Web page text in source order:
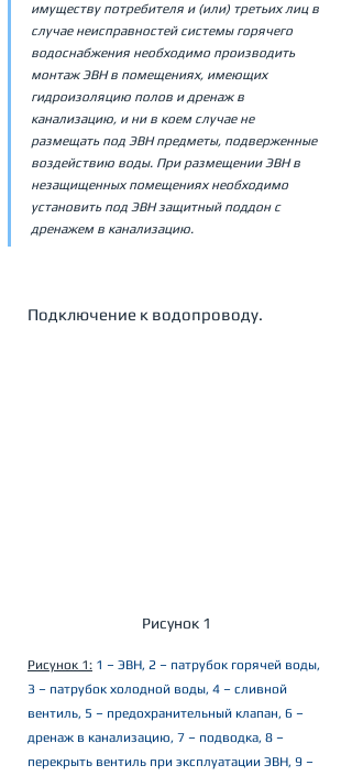
имуществу потребителя и (или) третьих лиц в
случае неисправностей системы горячего
водоснабжения необходимо производить
монтаж ЭВН в помещениях, имеющих
гидроизоляцию полов и дренаж в
канализацию, и ни в коем случае не
размещать под ЭВН предметы, подверженные
воздействию воды. При размещении ЭВН в
незащищенных помещениях необходимо
установить под ЭВН защитный поддон с
дренажем в канализацию.
Подключение к водопроводу.
Рисунок 1
Рисунок 1: 1 – ЭВН, 2 – патрубок горячей воды,
3 – патрубок холодной воды, 4 – сливной
вентиль, 5 – предохранительный клапан, 6 –
дренаж в канализацию, 7 – подводка, 8 –
перекрыть вентиль при эксплуатации ЭВН, 9 –